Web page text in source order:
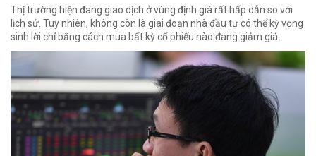
Thị trường hiện đang giao dịch ở vùng định giá rất hấp dẫn so với
lịch sử. Tuy nhiên, không còn là giai đoạn nhà đầu tư có thể kỳ vọng
sinh lời chỉ bằng cách mua bất kỳ cổ phiếu nào đang giảm giá.